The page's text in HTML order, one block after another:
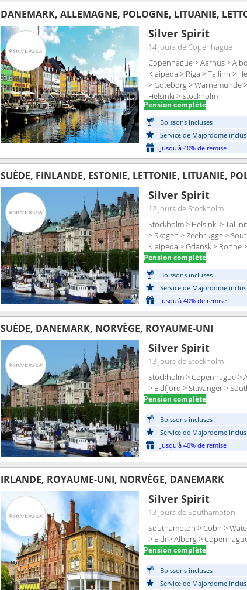
DANEMARK, ALLEMAGNE, POLOGNE, LITUANIE,
Silver Spirit
14 joursde Copenhague
Copenhague > Aarhus >
Klaipeda > Riga > Tallinn >
> Goteborg > Warnemunde
Helsinki > Stockholm
Pension complète
Boissons incluses
Service de Majordome inclus
Jusqu'à 40% de remise
SUÈDE, FINLANDE, ESTONIE, LETTONIE, LITUANIE,
Silver Spirit
12 joursde Stockholm
Stockholm > Helsinki >
> Skagen > Zeebrugge >
Klaipeda > Gdansk > Ronne
Pension complète
Boissons incluses
Service de Majordome inclus
Jusqu'à 40% de remise
SUÈDE, DANEMARK, NORVÈGE, ROYAUME-UNI
Silver Spirit
13 joursde Stockholm
Stockholm > Copenhague >
> Eidfjord > Stavanger >
Pension complète
Boissons incluses
Service de Majordome inclus
Jusqu'à 40% de remise
IRLANDE, ROYAUME-UNI, NORVÈGE, DANEMARK
Silver Spirit
13 joursde Southampton
Southampton > Cobh >
> Eidi > Alborg >
Pension complète
Boissons incluses
Service de Majordome inclus